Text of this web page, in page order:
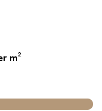
m²